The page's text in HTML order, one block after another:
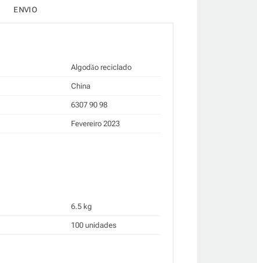
ENVIO
Algodăo reciclado
China
6307 90 98
Fevereiro 2023
6.5 kg
100 unidades